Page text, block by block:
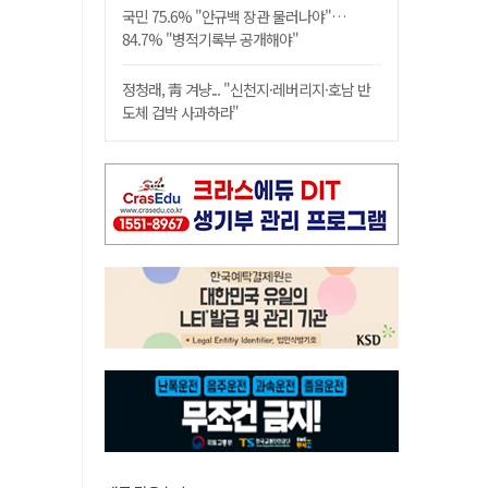
국민 75.6% "안규백 장관 물러나야"…
84.7% "병적기록부 공개해야"
정청래, 靑 겨냥... "신천지·레버리지·호남 반
도체 겁박 사과하라"